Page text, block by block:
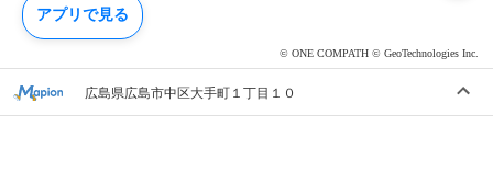
© ONE COMPATH © GeoTechnologies Inc.
広島県広島市中区大手町１丁目１０
アプリで見る